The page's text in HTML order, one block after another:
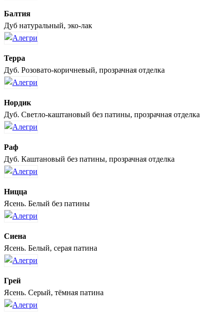
Балтия
Дуб натуральный, эко-лак
Терра
Дуб. Розовато-коричневый, прозрачная отделка
Нордик
Дуб. Светло-каштановый без патины, прозрачная отделка
Раф
Дуб. Каштановый без патины, прозрачная отделка
Ницца
Ясень. Белый без патины
Сиена
Ясень. Белый, серая патина
Грей
Ясень. Серый, тёмная патина